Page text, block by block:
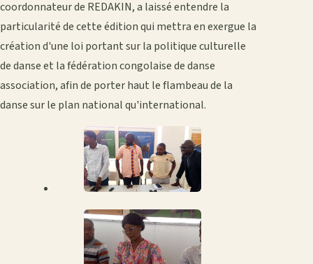
coordonnateur de REDAKIN, a laissé entendre la
particularité de cette édition qui mettra en exergue la
création d'une loi portant sur la politique culturelle
de danse et la fédération congolaise de danse
association, afin de porter haut le flambeau de la
danse sur le plan national qu'international.